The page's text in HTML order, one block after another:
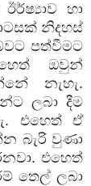
හා
නිදහස්
පත්වීමට
ඔවුන්
නැහැ.
ලබා දීම
එහෙත් ඒ
බැරි වුණා
එහෙත්
තෙල් ලබා